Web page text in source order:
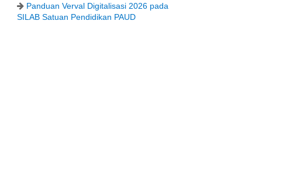
Panduan Verval Digitalisasi 2026 pada
SILAB Satuan Pendidikan PAUD